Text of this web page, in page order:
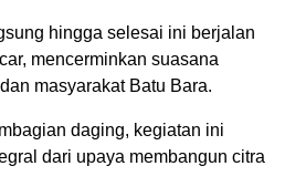
hingga selesai ini berjalan
mencerminkan suasana
masyarakat Batu Bara.
daging, kegiatan ini
dari upaya membangun citra